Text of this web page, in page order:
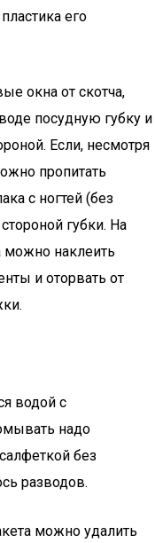
его
окна от скотча,
посудную губку и
Если, несмотря
пропитать
с ногтей (без
губки. На
можно наклеить
и оторвать от
водой с
надо
без
разводов.
можно удалить